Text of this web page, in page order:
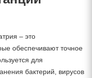
– это
обеспечивают точное
для
бактерий, вирусов